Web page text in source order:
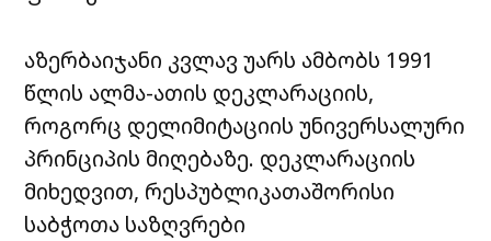
აზერბაიჯანი კვლავ უარს ამბობს 1991
წლის ალმა-ათის დეკლარაციის,
როგორც დელიმიტაციის უნივერსალური
პრინციპის მიღებაზე. დეკლარაციის
მიხედვით, რესპუბლიკათაშორისი
საბჭოთა საზღვრები